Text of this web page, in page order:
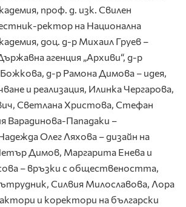
проф. д. изк. Свилен
ректор на Национална
доц. д-р Михаил Груев –
агенция „Архиви“, д-р
д-р Рамона Димова – идея,
и реализация, Илинка Чергарова,
Светлана Христова, Стефан
Варадинова-Пападаки –
Олег Ляхова – дизайн на
Димов, Маргарита Енева и
– връзки с обществеността,
Силвия Милославова, Лора
и коректори на български